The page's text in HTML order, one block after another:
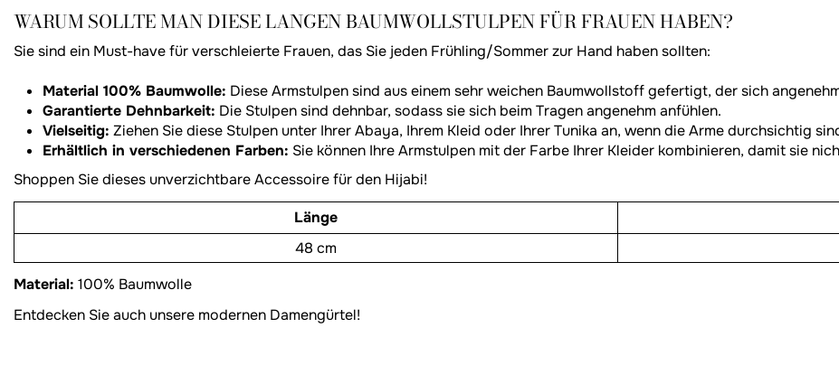
WARUM SOLLTE MAN DIESE LANGEN BAUMWOLLSTULPEN FÜR FRAUEN HABEN?
Sie sind ein Must-have für verschleierte Frauen, das Sie jeden Frühling/Sommer zur Hand haben sollten:
Material 100% Baumwolle: Diese Armstulpen sind aus einem sehr weichen Baumwollstoff gefertigt, der sich
Garantierte Dehnbarkeit: Die Stulpen sind dehnbar, sodass sie sich beim Tragen angenehm anfühlen.
Vielseitig: Ziehen Sie diese Stulpen unter Ihrer Abaya, Ihrem Kleid oder Ihrer Tunika an, wenn die Arme durchsichtig
Erhältlich in verschiedenen Farben: Sie können Ihre Armstulpen mit der Farbe Ihrer Kleider kombinieren, damit sie
Shoppen Sie dieses unverzichtbare Accessoire für den Hijabi!
Länge
48 cm
Material: 100% Baumwolle
Entdecken Sie auch unsere modernen Damengürtel!